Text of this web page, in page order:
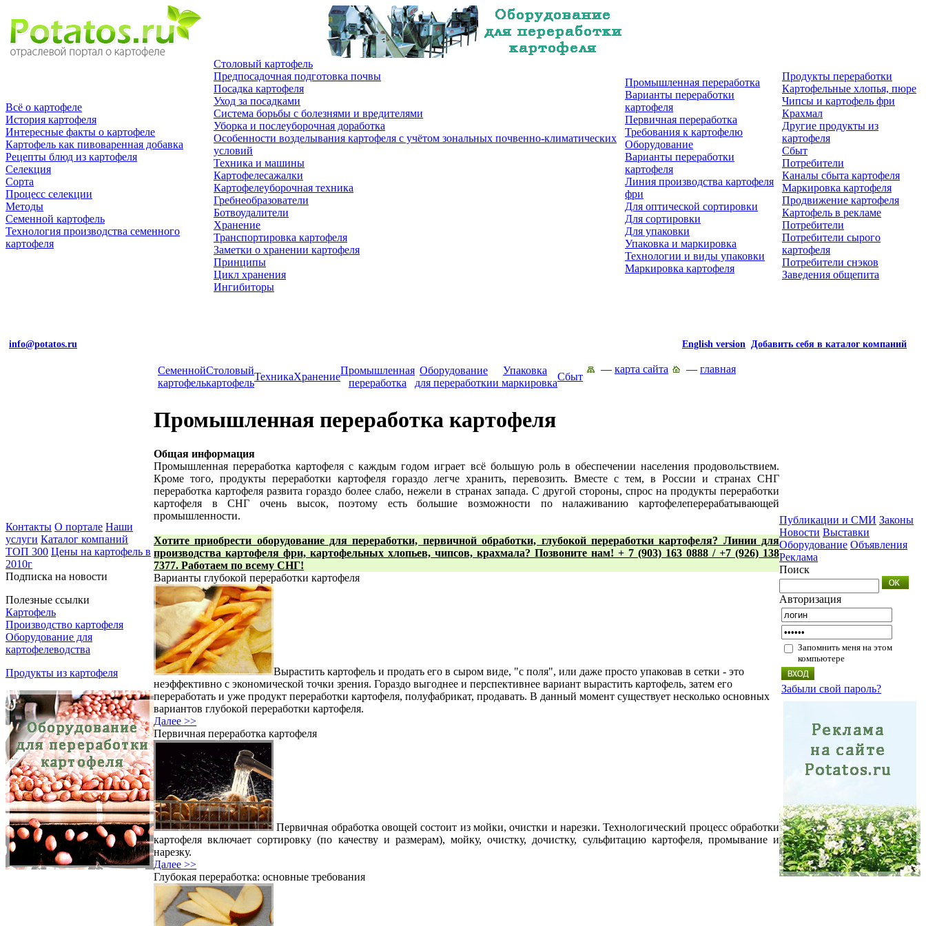
Всё о картофеле
История картофеля
Интересные факты о картофеле
Картофель как пивоваренная добавка
Рецепты блюд из картофеля
Селекция
Сорта
Процесс селекции
Методы
Семенной картофель
Технология производства семенного
картофеля
Столовый картофель
Предпосадочная подготовка почвы
Посадка картофеля
Уход за посадками
Система борьбы с болезнями и вредителями
Уборка и послеуборочная доработка
Особенности возделывания картофеля с учётом зональных почвенно-климатических
условий
Техника и машины
Картофелесажалки
Картофелеуборочная техника
Гребнеобразователи
Ботвоудалители
Хранение
Транспортировка картофеля
Заметки о хранении картофеля
Принципы
Цикл хранения
Ингибиторы
Промышленная переработка
Варианты переработки
картофеля
Первичная переработка
Требования к картофелю
Оборудование
Варианты переработки
картофеля
Линия производства картофеля
фри
Для оптической сортировки
Для сортировки
Для упаковки
Упаковка и маркировка
Технологии и виды упаковки
Маркировка картофеля
Продукты перерaботки
Картофельные хлопья, пюре
Чипсы и картофель фри
Крахмал
Другие продукты из
картофеля
Сбыт
Потребители
Каналы сбыта картофеля
Маркировка картофеля
Продвижение картофеля
Картофель в рекламе
Потребители
Потребители сырого
картофеля
Потребители снэков
Заведения общепита
info@potatos.ru English version Добавить себя в каталог компаний
Cеменной
картофель
Столовый
картофель
ТехникаХранение
Промышленная
переработка
Оборудование
для переработки
Упаковка
и маркировка
Сбыт
— карта сайта — главная
Контакты О портале Наши
услуги Каталог компаний
ТОП 300 Цены на картофель в
2010г
Подписка на новости
Полезные ссылки
Картофель
Производство картофеля
Оборудование для
картофелеводства
Продукты из картофеля
Промышленная переработка картофеля
Общая информация
Промышленная переработка картофеля с каждым годом играет всё большую роль в обеспечении населения продовольствием.
Кроме того, продукты переработки картофеля гораздо легче хранить, перевозить. Вместе с тем, в России и странах СНГ
переработка картофеля развита гораздо более слабо, нежели в странах запада. С другой стороны, спрос на продукты переработки
картофеля в СНГ очень высок, поэтому есть большие возможности по налаживанию картофелеперерабатывающей
промышленности.
Хотите приобрести оборудование для переработки, первичной обработки, глубокой переработки картофеля? Линии для
производства картофеля фри, картофельных хлопьев, чипсов, крахмала? Позвоните нам! + 7 (903) 163 0888 / +7 (926) 138
7377. Работаем по всему СНГ!
Варианты глубокой переработки картофеля
Вырастить картофель и продать его в сыром виде, "с поля", или даже просто упаковав в сетки - это
неэффективно с экономической точки зрения. Гораздо выгоднее и перспективнее вариант вырастить картофель, затем его
переработать и уже продукт переработки картофеля, полуфабрикат, продавать. В данный момент существует несколько основных
вариантов глубокой переработки картофеля.
Далее >>
Первичная переработка картофеля
Первичная обработка овощей состоит из мойки, очистки и нарезки. Технологический процесс обработки
картофеля включает сортировку (по качеству и размерам), мойку, очистку, дочистку, сульфитацию картофеля, промывание и
нарезку.
Далее >>
Глубокая переработка: основные требования
Публикации и СМИ Законы
Новости Выставки
Оборудование Объявления
Реклама
Поиск
Авторизация
Запомнить меня на этом
компьютере
Забыли свой пароль?